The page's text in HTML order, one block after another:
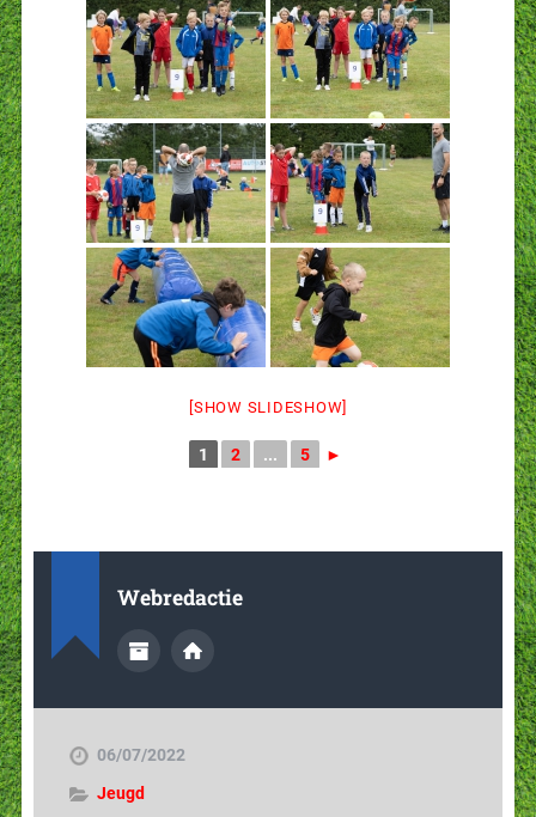
[SHOW SLIDESHOW]
1 2 ... 5 ►
Webredactie
06/07/2022
Jeugd